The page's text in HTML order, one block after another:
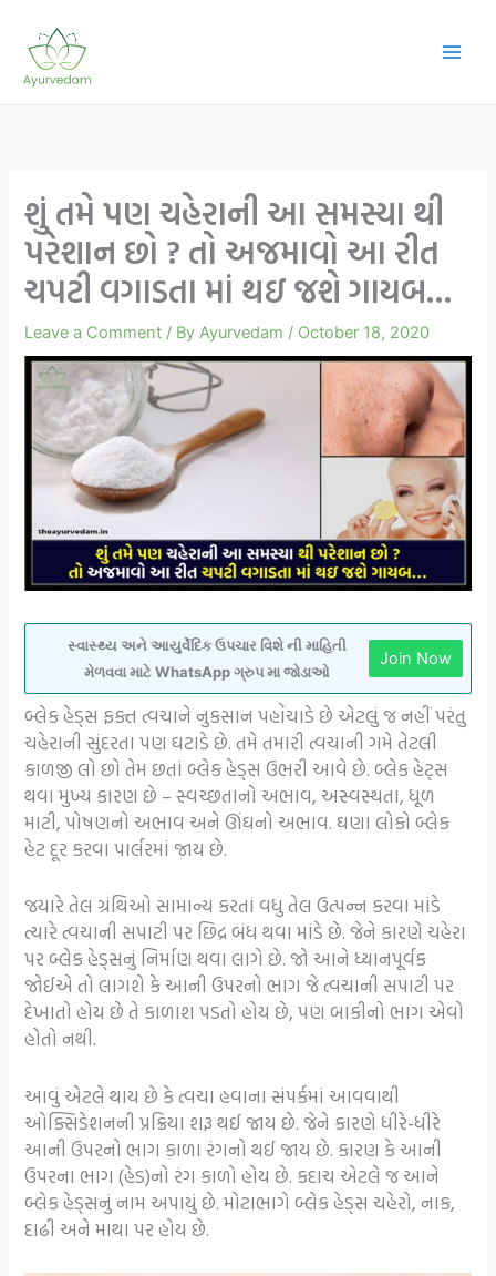
content
શું તમે પણ ચહેરાની આ સમસ્યા થી
પરેશાન છો ? તો અજમાવો આ રીત
ચપટી વગાડતા માં થઇ જશે ગાયબ…
Leave a Comment / ByAyurvedam / October 18, 2020
સ્વાસ્થ્ય અને આયુર્વેદિક ઉપચાર વિશે ની માહિતી
મેળવવા માટે WhatsApp ગ્રુપ મા જોડાઓ
Join Now
બ્લેક હેડ્સ ફક્ત ત્વચાને નુકસાન પહોંચાડે છે એટલું જ નહીં પરંતુ
ચહેરાની સુંદરતા પણ ઘટાડે છે. તમે તમારી ત્વચાની ગમે તેટલી
કાળજી લો છો તેમ છતાં બ્લેક હેડ્સ ઉભરી આવે છે. બ્લેક હેટ્સ
થવા મુખ્ય કારણ છે – સ્વચ્છતાનો અભાવ, અસ્વસ્થતા, ધૂળ
માટી, પોષણનો અભાવ અને ઊંઘનો અભાવ. ઘણા લોકો બ્લેક
હેટ દૂર કરવા પાર્લરમાં જાય છે.
જયારે તેલ ગ્રંથિઓ સામાન્ય કરતાં વધુ તેલ ઉત્પન્ન કરવા માંડે
ત્યારે ત્વચાની સપાટી પર છિદ્ર બંધ થવા માંડે છે. જેને કારણે ચહેરા
પર બ્લેક હેડ્સનું નિર્માણ થવા લાગે છે. જો આને ધ્યાનપૂર્વક
જોઈએ તો લાગશે કે આની ઉપરનો ભાગ જે ત્વચાની સપાટી પર
દેખાતો હોય છે તે કાળાશ પડતો હોય છે, પણ બાકીનો ભાગ એવો
હોતો નથી.
આવું એટલે થાય છે કે ત્વચા હવાના સંપર્કમાં આવવાથી
ઓક્સિડેશનની પ્રક્રિયા શરૂ થઈ જાય છે. જેને કારણે ધીરે-ધીરે
આની ઉપરનો ભાગ કાળા રંગનો થઈ જાય છે. કારણ કે આની
ઉપરના ભાગ (હેડ)નો રંગ કાળો હોય છે. કદાચ એટલે જ આને
બ્લેક હેડ્સનું નામ અપાયું છે. મોટાભાગે બ્લેક હેડ્સ ચહેરો, નાક,
દાઢી અને માથા પર હોય છે.